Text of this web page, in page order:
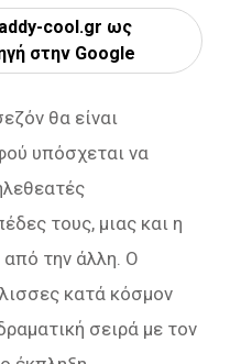
cool.gr ως
στην Google
θα είναι
υπόσχεται να
τους, μιας και η
από την άλλη. Ο
κατά κόσμον
σειρά με τον